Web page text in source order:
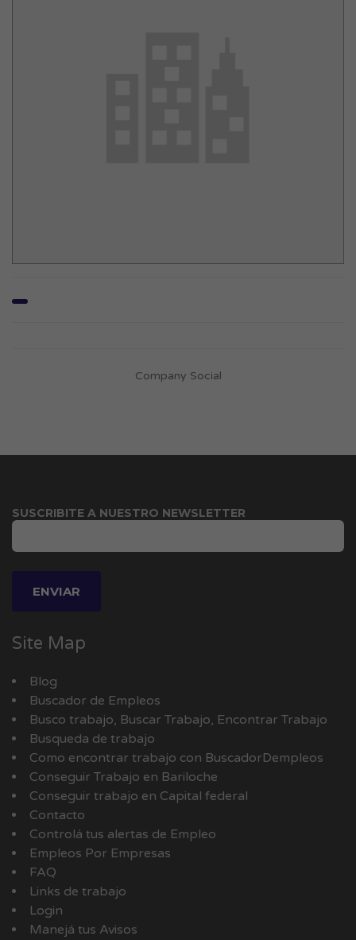
Company Social
SUSCRIBITE A NUESTRO NEWSLETTER
Site Map
Blog
Buscador de Empleos
Busco trabajo, Buscar Trabajo, Encontrar Trabajo
Busqueda de trabajo
Como encontrar trabajo con BuscadorDempleos
Conseguir Trabajo en Bariloche
Conseguir trabajo en Capital federal
Contacto
Controlá tus alertas de Empleo
Empleos Por Empresas
FAQ
Links de trabajo
Login
Manejá tus Avisos